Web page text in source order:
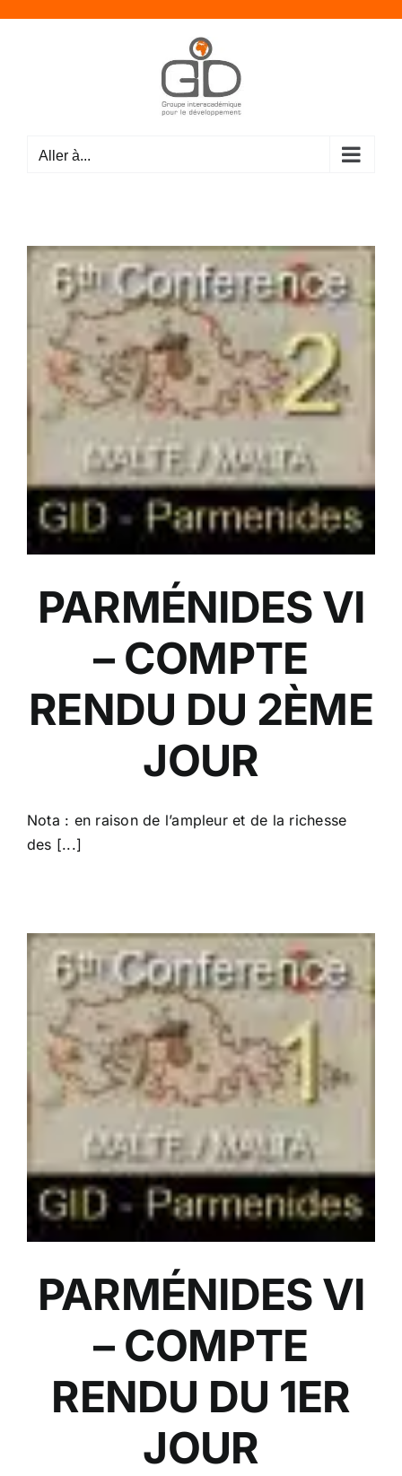
Aller à...
PARMÉNIDES VI
– COMPTE
RENDU DU 2ÈME
JOUR
Nota : en raison de l’ampleur et de la richesse
des [...]
PARMÉNIDES VI
– COMPTE
RENDU DU 1ER
JOUR